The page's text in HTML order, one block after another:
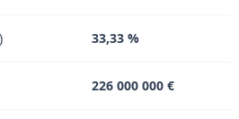
33,33 %
226 000 000 €